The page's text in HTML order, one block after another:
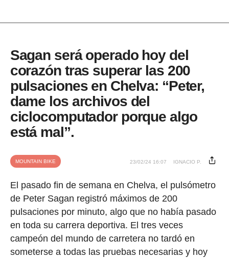
Sagan será operado hoy del
corazón tras superar las 200
pulsaciones en Chelva: “Peter,
dame los archivos del
ciclocomputador porque algo
está mal”.
MOUNTAIN BIKE 23/02/24 16:07 IGNACIO P.
El pasado fin de semana en Chelva, el pulsómetro
de Peter Sagan registró máximos de 200
pulsaciones por minuto, algo que no había pasado
en toda su carrera deportiva. El tres veces
campeón del mundo de carretera no tardó en
someterse a todas las pruebas necesarias y hoy